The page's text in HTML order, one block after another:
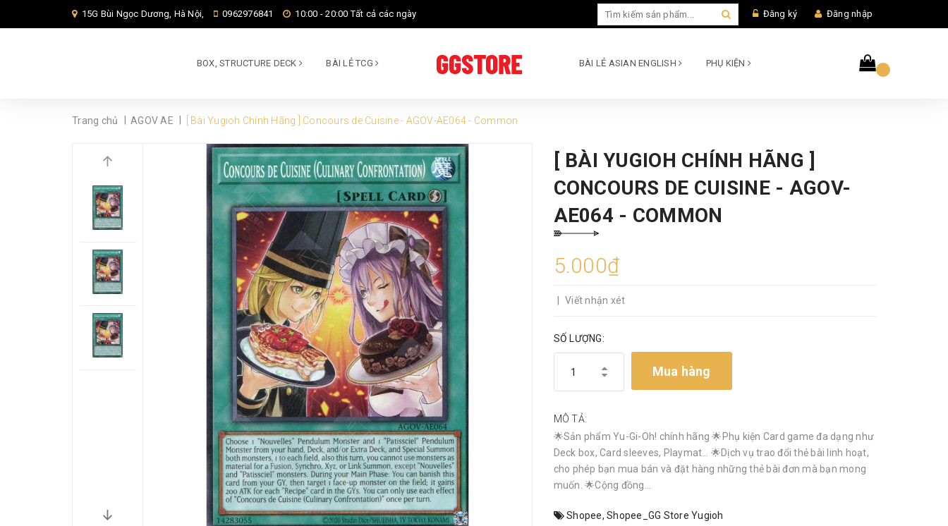
15G Bùi Ngọc Dương, Hà Nội, 0962976841 10:00 - 20:00 Tất cả các ngày Đăng ký Đăng nhập
BOX, STRUCTURE DECK BÀI LẺ TCG BÀI LẺ ASIAN ENGLISH PHỤ KIỆN
Trang chủ AGOV AE [ Bài Yugioh Chính Hãng ] Concours de Cuisine - AGOV-AE064 - Common
[ BÀI YUGIOH CHÍNH HÃNG ]
CONCOURS DE CUISINE - AGOV-
AE064 - COMMON
5.000₫
Viết nhận xét
SỐ LƯỢNG:
Mua hàng
MÔ TẢ:
🌟Sản phẩm Yu-Gi-Oh! chính hãng 🌟Phụ kiện Card game đa dạng như
Deck box, Card sleeves, Playmat… 🌟Dịch vụ trao đổi thẻ bài linh hoạt,
cho phép bạn mua bán và đặt hàng những thẻ bài đơn mà bạn mong
muốn. 🌟Cộng đồng...
Shopee, Shopee_GG Store Yugioh